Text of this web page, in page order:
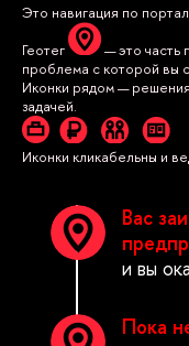
Это навигация по
Геотег
— это часть
проблема с которой вы
Иконки рядом —
задачей.
Иконки кликабельны и
Вас
и вы
Пока